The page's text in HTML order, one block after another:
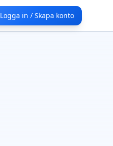
Logga in / Skapa konto